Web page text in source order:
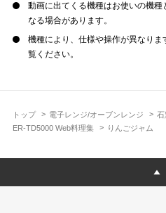
トップ 電子レンジ/オーブンレンジ
石
ER-TD5000 Web料理集
りんごジャム
動画に出てくる機種はお使いの機
なる場合があります。
機種により、仕様や操作が異なり
覧ください。